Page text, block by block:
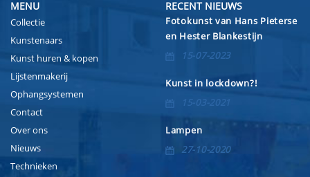
MENU
Collectie
Kunstenaars
Kunst huren & kopen
Lijstenmakerij
Ophangsystemen
Contact
Over ons
Nieuws
Technieken
RECENT NIEUWS
Fotokunst van Hans Pieterse
en Hester Blankestijn
15-07-2023
Kunst in lockdown?!
15-03-2021
Lampen
27-10-2020